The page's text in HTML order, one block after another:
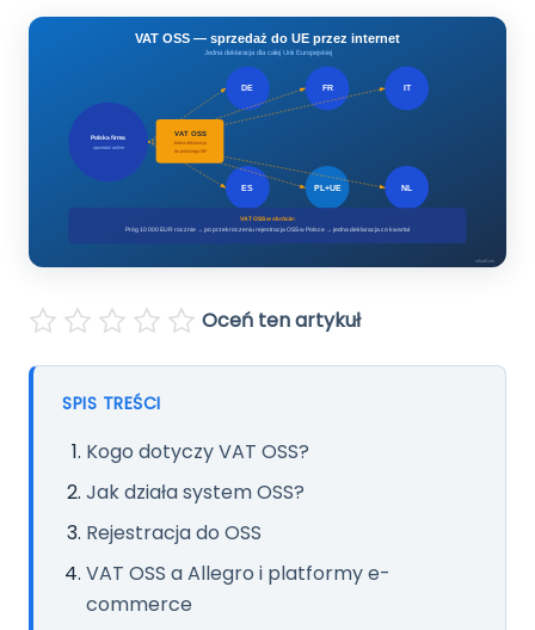
Pomoc
Polski English
Oceń ten artykuł
SPIS TREŚCI
Kogo dotyczy VAT OSS?
Jak działa system OSS?
Rejestracja do OSS
VAT OSS a Allegro i platformy e-
commerce